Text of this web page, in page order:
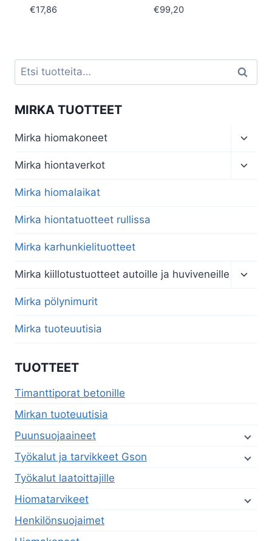
€17,86 €99,20
Etsi: Haku
MIRKA TUOTTEET
Mirka hiomakoneet
menu
Mirka hiontaverkot
Mirka hiomalaikat
Mirka hiontatuotteet rullissa
Mirka karhunkielituotteet
Mirka kiillotustuotteet autoille ja huviveneille
Mirka pölynimurit
Mirka tuoteuutisia
TUOTTEET
Timanttiporat betonille
Mirkan tuoteuutisia
Puunsuojaaineet
Työkalut ja tarvikkeet Gson
Työkalut laatoittajille
Hiomatarvikeet
Henkilönsuojaimet